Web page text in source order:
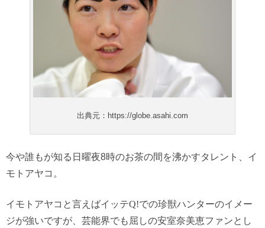
出典元：https://globe.asahi.com
今や誰もが知る日曜夜8時のお茶の間を沸かすタレント、イ
モトアヤコ。
イモトアヤコと言えばイッテQ!での珍獣ハンターのイメー
ジが強いですが、芸能界でも屈しの安室奈美恵ファンとし